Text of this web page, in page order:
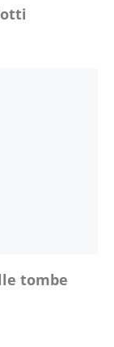
tombe